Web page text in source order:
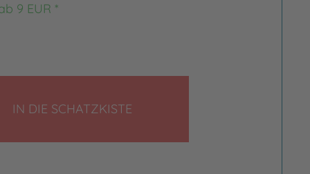
9 EUR *
IN DIE SCHATZKISTE